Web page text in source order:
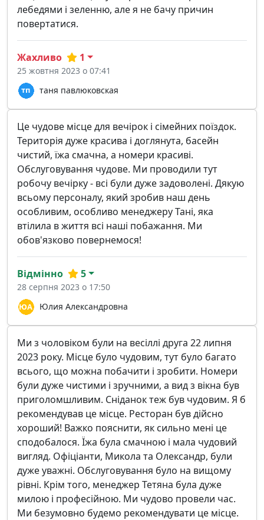
лебедями і зеленню, але я не бачу причин
повертатися.
таня павлюковская
Жахливо 1
25 жовтня 2023 о 07:41
Це чудове місце для вечірок і сімейних поїздок.
Територія дуже красива і доглянута, басейн
чистий, їжа смачна, а номери красиві.
Обслуговування чудове. Ми проводили тут
робочу вечірку - всі були дуже задоволені. Дякую
всьому персоналу, який зробив наш день
особливим, особливо менеджеру Тані, яка
втілила в життя всі наші побажання. Ми
обов'язково повернемося!
Юлия Александровна
Відмінно 5
28 серпня 2023 о 17:50
Ми з чоловіком були на весіллі друга 22 липня
2023 року. Місце було чудовим, тут було багато
всього, що можна побачити і зробити. Номери
були дуже чистими і зручними, а вид з вікна був
приголомшливим. Сніданок теж був чудовим. Я б
рекомендував це місце. Ресторан був дійсно
хороший! Важко пояснити, як сильно мені це
сподобалося. Їжа була смачною і мала чудовий
вигляд. Офіціанти, Микола та Олександр, були
дуже уважні. Обслуговування було на вищому
рівні. Крім того, менеджер Тетяна була дуже
милою і професійною. Ми чудово провели час.
Ми безумовно будемо рекомендувати це місце.